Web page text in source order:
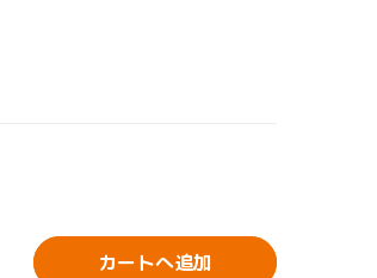
カートへ追加